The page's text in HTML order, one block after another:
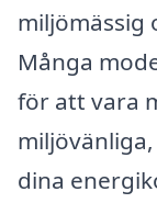
miljömässig
Många
för att vara
dina